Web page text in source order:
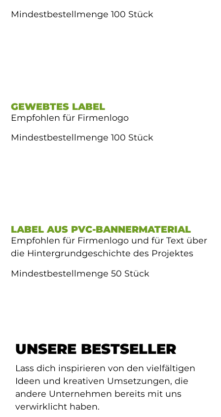
Mindestbestellmenge 100 Stück
GEWEBTES LABEL
Empfohlen für Firmenlogo
Mindestbestellmenge 100 Stück
LABEL AUS PVC-BANNERMATERIAL
Empfohlen für Firmenlogo und für Text über
die Hintergrundgeschichte des Projektes
Mindestbestellmenge 50 Stück
UNSERE BESTSELLER
Lass dich inspirieren von den vielfältigen
Ideen und kreativen Umsetzungen, die
andere Unternehmen bereits mit uns
verwirklicht haben.